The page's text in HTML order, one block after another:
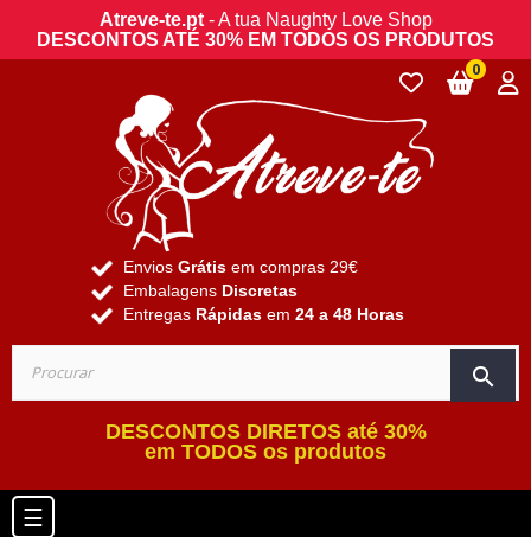
Atreve-te.pt- A tua Naughty Love Shop
DESCONTOS ATÉ 30% EM TODOS OS PRODUTOS
Envios Grátis em compras 29€
Embalagens Discretas
Entregas Rápidas em 24 a 48 Horas
search
0
DESCONTOS DIRETOS até 30%
em TODOS os produtos
Toggle navigation
☰